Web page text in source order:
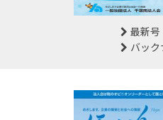
最新号
バッ